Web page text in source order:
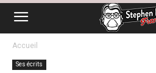
Accueil
Ses écrits